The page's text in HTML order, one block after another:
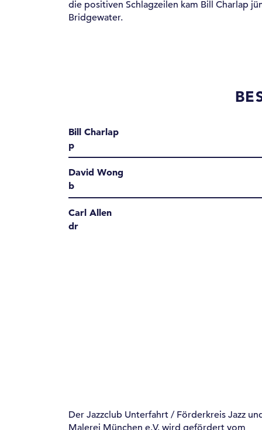
die positiven Schlagzeilen kam Bill Charlap
Bridgewater.
Bill Charlap
p
David Wong
b
Carl Allen
dr
Der Jazzclub Unterfahrt / Förderkreis Jazz
Malerei München e.V. wird gefördert vom